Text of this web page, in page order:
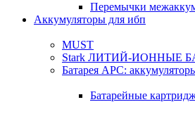
Перемычки
Аккумуляторы для ибп
MUST
Stark ЛИТИЙ-ИОННЫЕ
Батарея APC:
Батарейные